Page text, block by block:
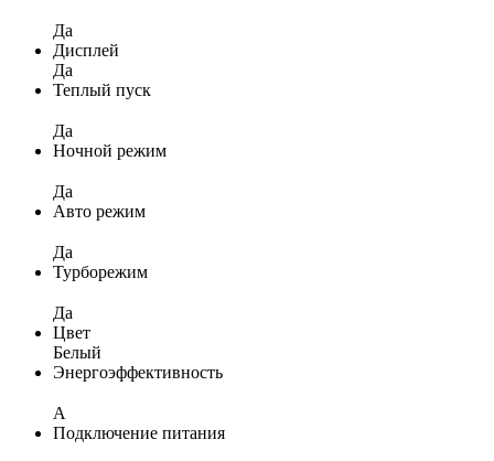
Да
Дисплей
Да
Теплый пуск
Да
Ночной режим
Да
Авто режим
Да
Турборежим
Да
Цвет
Белый
Энергоэффективность
A
Подключение питания